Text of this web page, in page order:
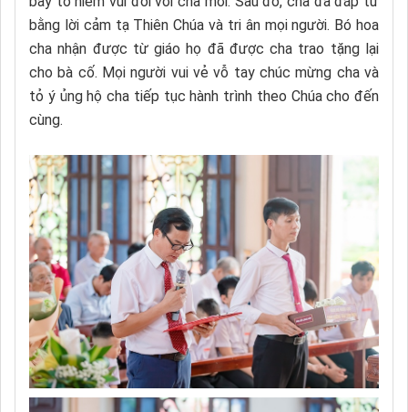
bằng lời cảm tạ Thiên Chúa và tri ân mọi người. Bó hoa
cha nhận được từ giáo họ đã được cha trao tặng lại
cho bà cố. Mọi người vui vẻ vỗ tay chúc mừng cha và
tỏ ý ủng hộ cha tiếp tục hành trình theo Chúa cho đến
cùng.